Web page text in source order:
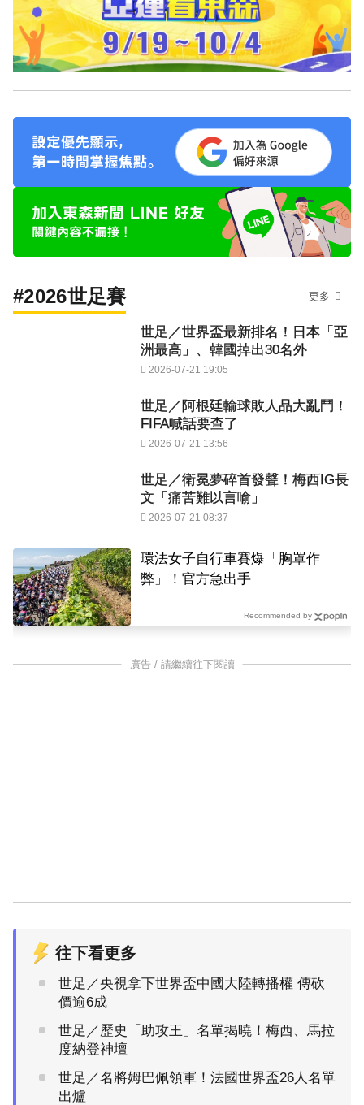
#2026世足賽 更多
世足／世界盃最新排名！日本「亞
洲最高」、韓國掉出30名外
2026-07-21 19:05
世足／阿根廷輸球敗人品大亂鬥！
FIFA喊話要查了
2026-07-21 13:56
世足／衛冕夢碎首發聲！梅西IG長
文「痛苦難以言喻」
2026-07-21 08:37
環法女子自行車賽爆「胸罩作
弊」！官方急出手
Recommended by
廣告 / 請繼續往下閱讀
往下看更多
世足／央視拿下世界盃中國大陸轉播權 傳砍
價逾6成
世足／歷史「助攻王」名單揭曉！梅西、馬拉
度納登神壇
世足／名將姆巴佩領軍！法國世界盃26人名單
出爐